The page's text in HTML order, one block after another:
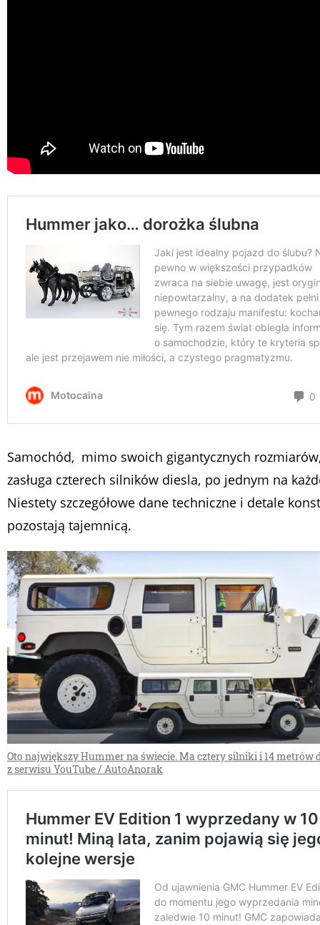
Samochód, mimo swoich gigantycznych
zasługa czterech silników diesla, po jednym na
Niestety szczegółowe dane techniczne i detale
pozostają tajemnicą.
Oto największy Hummer na świecie. Ma cztery silniki i 14 metrów
z serwisu YouTube / AutoAnorak